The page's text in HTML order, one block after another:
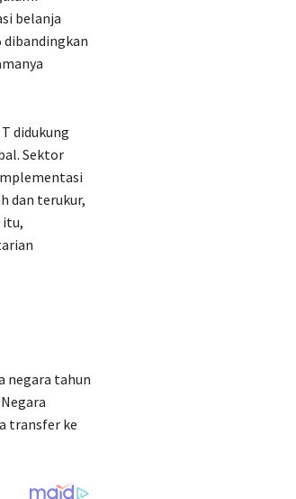
belanja
dibandingkan
didukung
Sektor
dan terukur,
itu,
negara tahun
transfer ke